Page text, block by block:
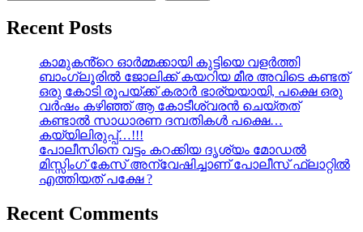
Recent Posts
കാമുകൻ്റെ ഓർമ്മക്കായി കുട്ടിയെ വളർത്തി
ബാംഗ്ലൂരിൽ ജോലിക്ക് കയറിയ മീര അവിടെ കണ്ടത്
ഒരു കോടി രൂപയ്ക്ക് കരാർ ഭാര്യയായി, പക്ഷെ ഒരു
വർഷം കഴിഞ്ഞ് ആ കോടീശ്വരൻ ചെയ്തത്
കണ്ടാൽ സാധാരണ ദമ്പതികൾ പക്ഷെ…
കയ്യിലിരുപ്പ്…!!!
പോലീസിനെ വട്ടം കറക്കിയ ദൃശ്യം മോഡല്‍
മിസ്സിംഗ് കേസ് അന്വേഷിച്ചാണ് പോലീസ് ഫ്ലാറ്റിൽ
എത്തിയത് പക്ഷേ ?
Recent Comments